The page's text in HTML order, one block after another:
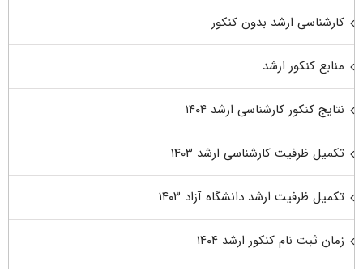
کارشناسی ارشد بدون کنکور
منابع کنکور ارشد
نتایج کنکور کارشناسی ارشد ۱۴۰۴
تکمیل ظرفیت کارشناسی ارشد ۱۴۰۳
تکمیل ظرفیت ارشد دانشگاه آزاد ۱۴۰۳
زمان ثبت نام کنکور ارشد ۱۴۰۴